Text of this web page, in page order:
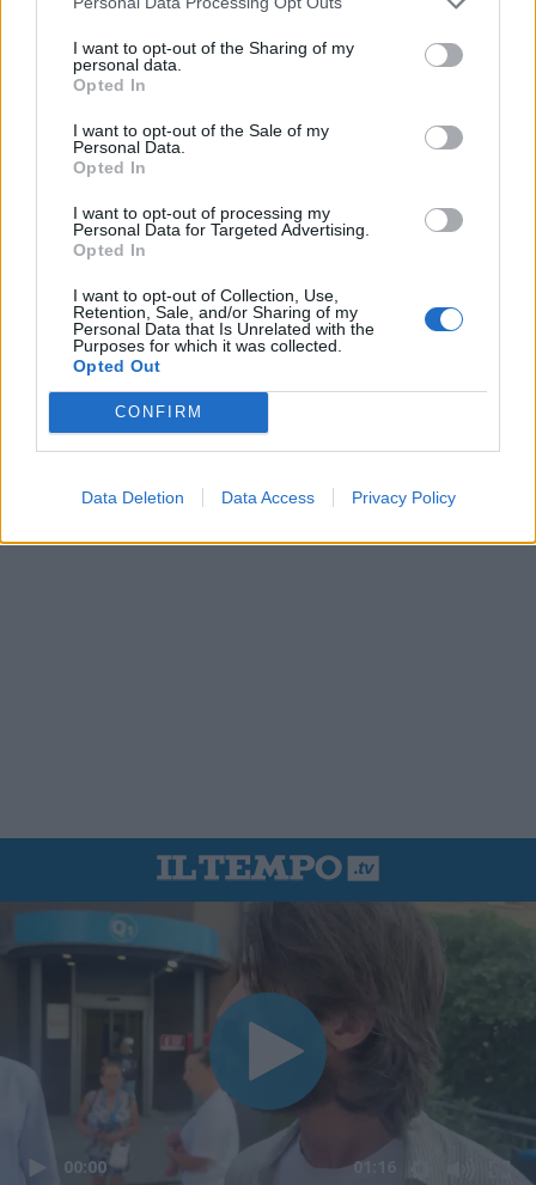
I want to opt-out of the Sharing of my
personal data.
Opted In
I want to opt-out of the Sale of my
Personal Data.
Opted In
I want to opt-out of processing my
Personal Data for Targeted Advertising.
Opted In
I want to opt-out of Collection, Use,
Retention, Sale, and/or Sharing of my
Personal Data that Is Unrelated with the
Purposes for which it was collected.
Opted Out
CONFIRM
Data Deletion Data Access Privacy Policy
00:00 01:16